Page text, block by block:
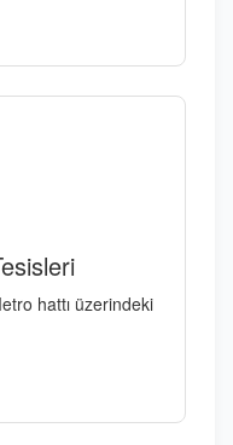
hattı üzerindeki